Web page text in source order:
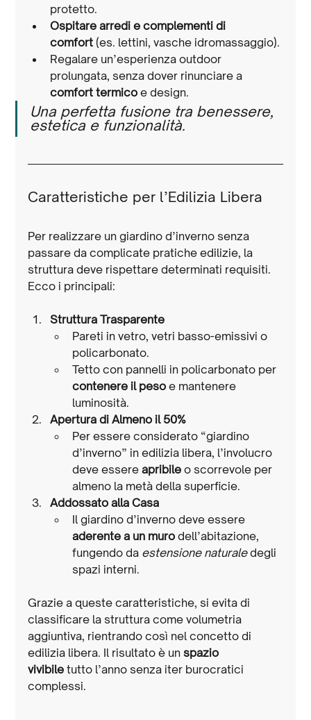
protetto.
Ospitare arredi e complementi di
comfort (es. lettini, vasche idromassaggio).
Regalare un’esperienza outdoor
prolungata, senza dover rinunciare a
comfort termico e design.
Una perfetta fusione tra benessere,
estetica e funzionalità.
Caratteristiche per l’Edilizia Libera
Per realizzare un giardino d’inverno senza
passare da complicate pratiche edilizie, la
struttura deve rispettare determinati requisiti.
Ecco i principali:
Struttura Trasparente
Pareti in vetro, vetri basso-emissivi o
policarbonato.
Tetto con pannelli in policarbonato per
contenere il peso e mantenere
luminosità.
Apertura di Almeno il 50%
Per essere considerato “giardino
d’inverno” in edilizia libera, l’involucro
deve essere apribile o scorrevole per
almeno la metà della superficie.
Addossato alla Casa
Il giardino d’inverno deve essere
aderente a un muro dell’abitazione,
fungendo da estensione naturale degli
spazi interni.
Grazie a queste caratteristiche, si evita di
classificare la struttura come volumetria
aggiuntiva, rientrando così nel concetto di
edilizia libera. Il risultato è un spazio
vivibile tutto l’anno senza iter burocratici
complessi.